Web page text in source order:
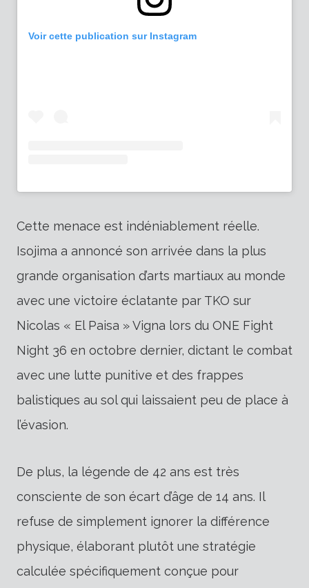
Voir cette publication sur Instagram
Cette menace est indéniablement réelle.
Isojima a annoncé son arrivée dans la plus
grande organisation d’arts martiaux au monde
avec une victoire éclatante par TKO sur
Nicolas « El Paisa » Vigna lors du ONE Fight
Night 36 en octobre dernier, dictant le combat
avec une lutte punitive et des frappes
balistiques au sol qui laissaient peu de place à
l’évasion.
De plus, la légende de 42 ans est très
consciente de son écart d’âge de 14 ans. Il
refuse de simplement ignorer la différence
physique, élaborant plutôt une stratégie
calculée spécifiquement conçue pour